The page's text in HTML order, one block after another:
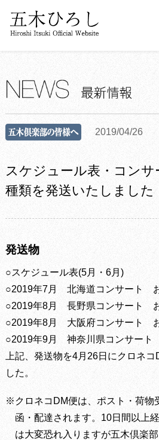
2019/04/26
スケジュール表・コンサ
種類を発送いたしました
発送物
○スケジュール表(5月・6月)
○2019年7月 北海道コンサート
○2019年8月 長野県コンサート
○2019年8月 大阪府コンサート
○2019年9月 神奈川県コンサート
上記、発送物を4月26日にクロネ
した。
※クロネコDM便は、ポスト・荷物
函・配達されます。10日間以上
は大変恐れ入りますが五木倶楽